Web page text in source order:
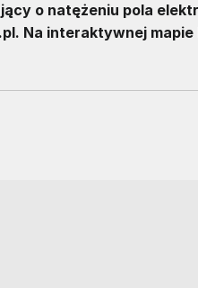
o natężeniu pola
Na interaktywnej